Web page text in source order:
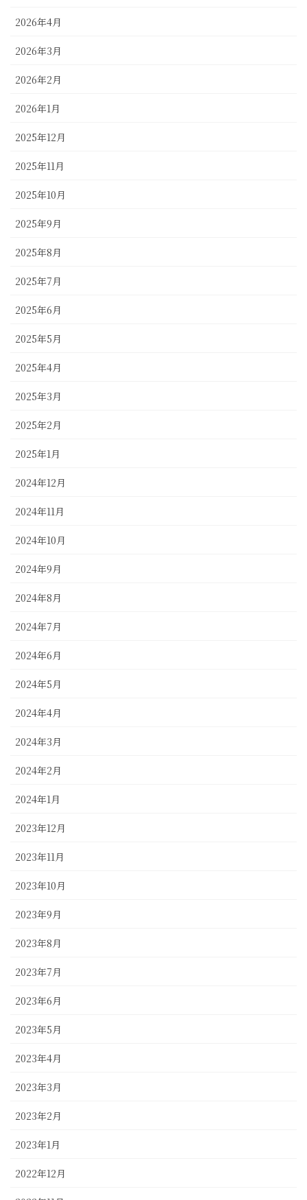
2026年4月
2026年3月
2026年2月
2026年1月
2025年12月
2025年11月
2025年10月
2025年9月
2025年8月
2025年7月
2025年6月
2025年5月
2025年4月
2025年3月
2025年2月
2025年1月
2024年12月
2024年11月
2024年10月
2024年9月
2024年8月
2024年7月
2024年6月
2024年5月
2024年4月
2024年3月
2024年2月
2024年1月
2023年12月
2023年11月
2023年10月
2023年9月
2023年8月
2023年7月
2023年6月
2023年5月
2023年4月
2023年3月
2023年2月
2023年1月
2022年12月